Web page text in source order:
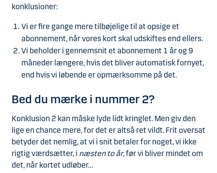
konklusioner:
Vi er fire gange mere tilbøjelige til at opsige et
abonnement, når vores kort skal udskiftes end ellers.
Vi beholder i gennemsnit et abonnement 1 år og 9
måneder længere, hvis det bliver automatisk fornyet,
end hvis vi løbende er opmærksomme på det.
Bed du mærke i nummer 2?
Konklusion 2 kan måske lyde lidt kringlet. Men giv den
lige en chance mere, for det er altså ret vildt. Frit oversat
betyder det nemlig, at vi i snit betaler for noget, vi ikke
rigtig værdsætter, i næsten to år, før vi bliver mindet om
det, når kortet udløber…